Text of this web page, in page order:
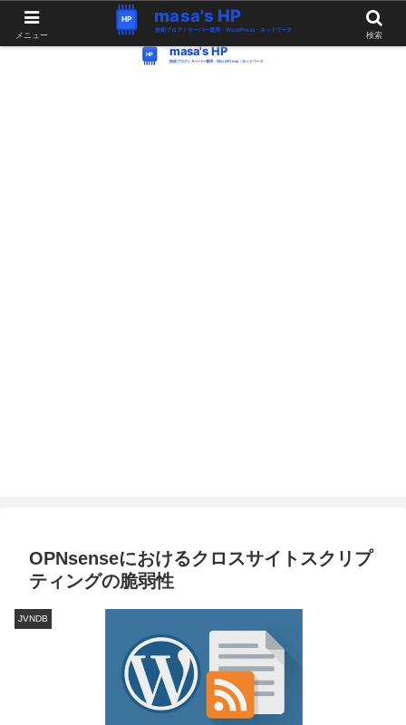
WordPress・Linux関連の情報。つぶやき。
OPNsenseにおけるクロスサイトスクリプ
ティングの脆弱性
JVNDB
メニュー 検索